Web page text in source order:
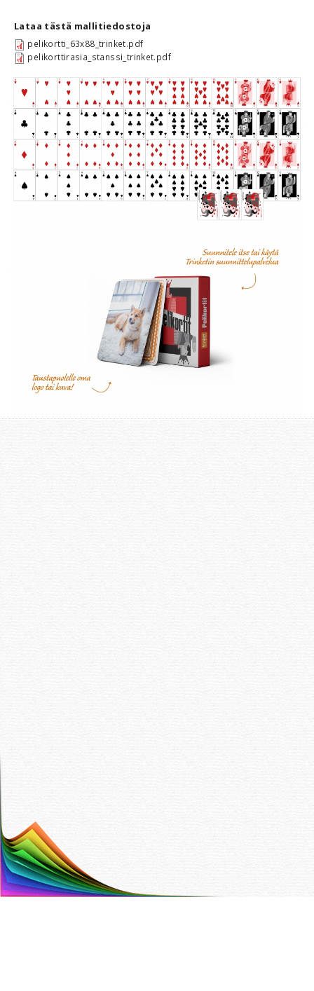
Lataa tästä mallitiedostoja
pelikortti_63x88_trinket.pdf
pelikorttirasia_stanssi_trinket.pdf